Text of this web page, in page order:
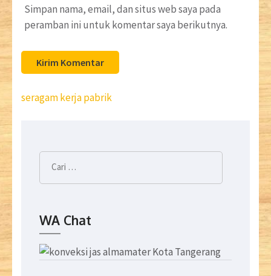
Simpan nama, email, dan situs web saya pada
peramban ini untuk komentar saya berikutnya.
Navigasi
seragam kerja pabrik
Cari
untuk:
WA Chat